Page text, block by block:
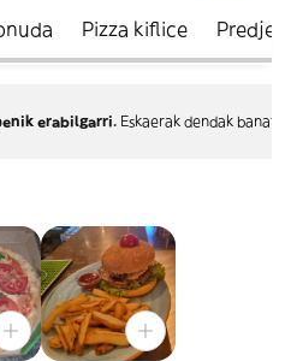
Pizza kiflice Predjela
erabilgarri. Eskaerak dendak